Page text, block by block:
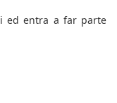
ed entra a far parte